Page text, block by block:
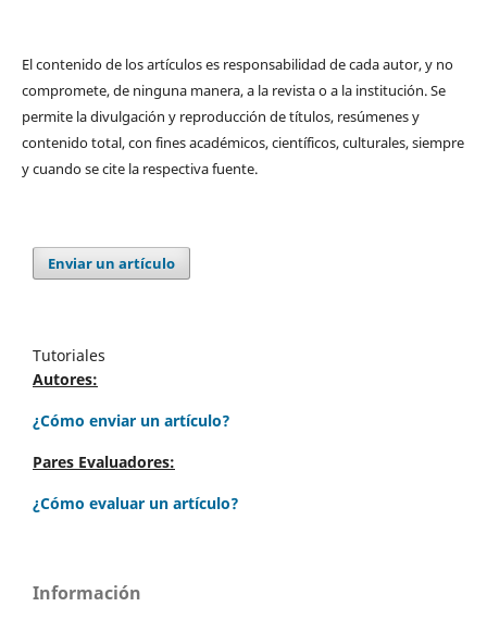
El contenido de los artículos es responsabilidad de cada autor, y no
compromete, de ninguna manera, a la revista o a la institución. Se
permite la divulgación y reproducción de títulos, resúmenes y
contenido total, con fines académicos, científicos, culturales, siempre
y cuando se cite la respectiva fuente.
Enviar un artículo
Tutoriales
Autores:
¿Cómo enviar un artículo?
Pares Evaluadores:
¿Cómo evaluar un artículo?
Información